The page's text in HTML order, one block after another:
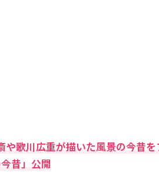
や歌川広重が描いた風景の今昔
昔」公開